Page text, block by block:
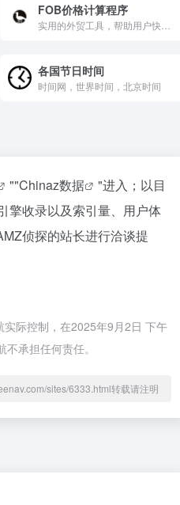
FOB价格计算程序
各国节日时间
时间网，世界时间，北京时间
""Chinaz数据
"进入；以目
擎收录以及索引量、用户体
侦探的站长进行洽谈提
际控制，在2025年9月2日 下午
承担任何责任。
sites/6333.html转载请注明